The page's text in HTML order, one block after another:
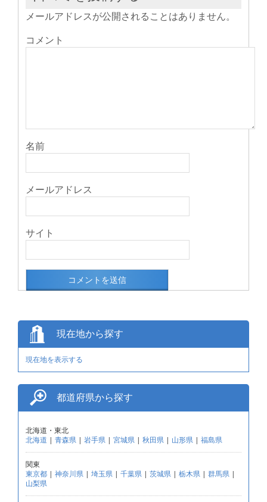
き
ま
メールアドレスが公開されることはありません。
コメント
名前
メールアドレス
サイト
現在地から探す
現在地を表示する
都道府県から探す
北海道・東北
北海道 | 青森県 | 岩手県 | 宮城県 | 秋田県 | 山形県 | 福島県
関東
東京都 | 神奈川県 | 埼玉県 | 千葉県 | 茨城県 | 栃木県 | 群馬県 |
山梨県